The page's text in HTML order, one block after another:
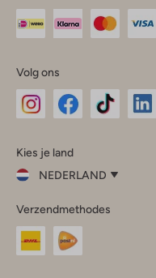
Volg ons
InstagramFacebook
Kies je land
NEDERLAND
je
land
Nederland
Verzendmethodes